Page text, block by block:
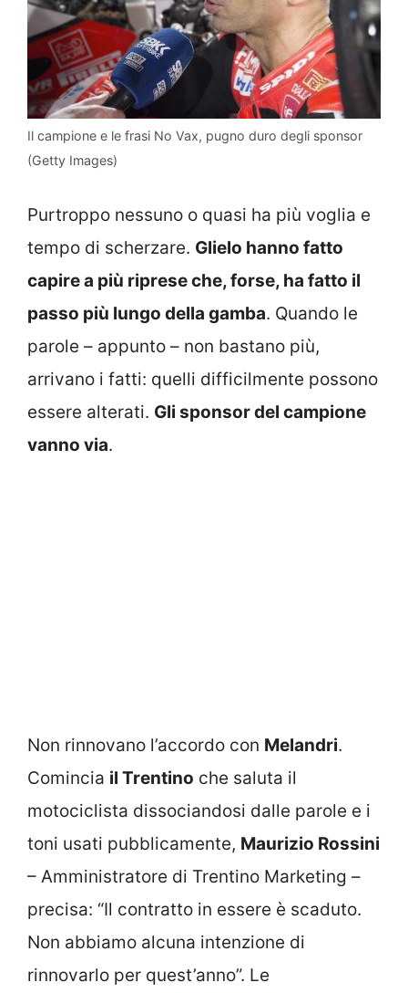
Il campione e le frasi No Vax, pugno duro degli sponsor
(Getty Images)
Purtroppo nessuno o quasi ha più voglia e
tempo di scherzare. Glielo hanno fatto
capire a più riprese che, forse, ha fatto il
passo più lungo della gamba. Quando le
parole – appunto – non bastano più,
arrivano i fatti: quelli difficilmente possono
essere alterati. Gli sponsor del campione
vanno via.
Non rinnovano l’accordo con Melandri.
Comincia il Trentino che saluta il
motociclista dissociandosi dalle parole e i
toni usati pubblicamente, Maurizio Rossini
– Amministratore di Trentino Marketing –
precisa: “Il contratto in essere è scaduto.
Non abbiamo alcuna intenzione di
rinnovarlo per quest’anno”. Le